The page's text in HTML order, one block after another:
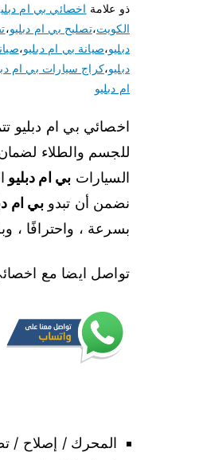
ذو علامة اخصائي بي ام
الكويت،تصليح بي ام دبليو،
دبليو،صيانة بي ام دبليو،
دبليو،كراج سيارات بي ام
ام دبليو
اخصائي بي ام دبليو
للجسم والطلاء
السيارات بي ام دبليو
نضمن أن تبدوبي ام
بسرعة ، واحترافًا ،
تواصل ايضا مع
المحرك / إصلاح /